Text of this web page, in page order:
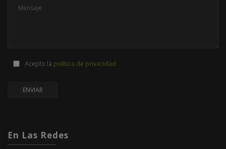
Acepto la política de privacidad
En Las Redes